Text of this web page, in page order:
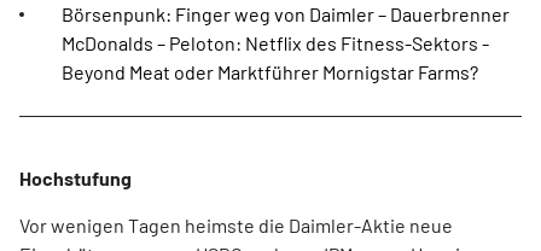
Börsenpunk: Finger weg von Daimler – Dauerbrenner
McDonalds – Peloton: Netflix des Fitness-Sektors -
Beyond Meat oder Marktführer Mornigstar Farms?
Hochstufung
Vor wenigen Tagen heimste die Daimler-Aktie neue